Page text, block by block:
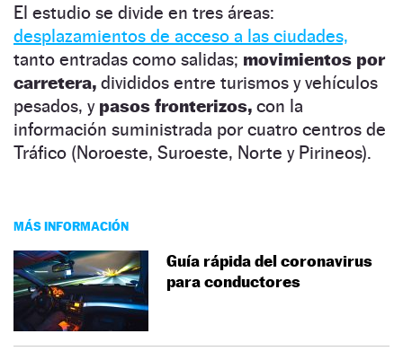
El estudio se divide en tres áreas:
desplazamientos de acceso a las ciudades,
tanto entradas como salidas; movimientos por
carretera, divididos entre turismos y vehículos
pesados, y pasos fronterizos, con la
información suministrada por cuatro centros de
Tráfico (Noroeste, Suroeste, Norte y Pirineos).
MÁS INFORMACIÓN
Guía rápida del coronavirus
para conductores